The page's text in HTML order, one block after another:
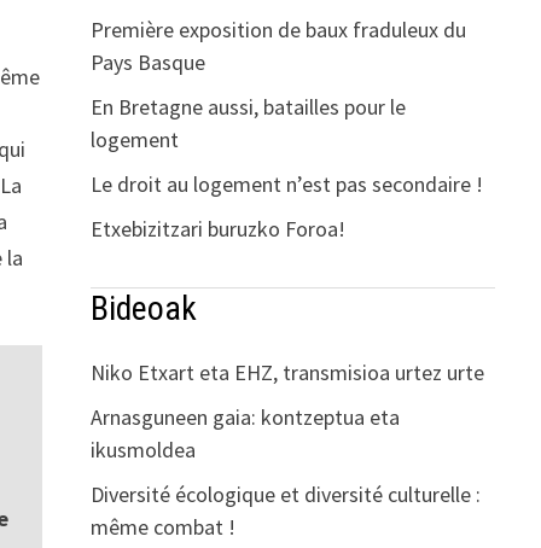
la
Première exposition de baux fraduleux du
Pays Basque
En Bretagne aussi, batailles pour le
logement
Le droit au logement n’est pas secondaire !
Etxebizitzari buruzko Foroa!
Bideoak
Niko Etxart eta EHZ, transmisioa urtez urte
Arnasguneen gaia: kontzeptua eta
ikusmoldea
Diversité écologique et diversité culturelle :
même combat !